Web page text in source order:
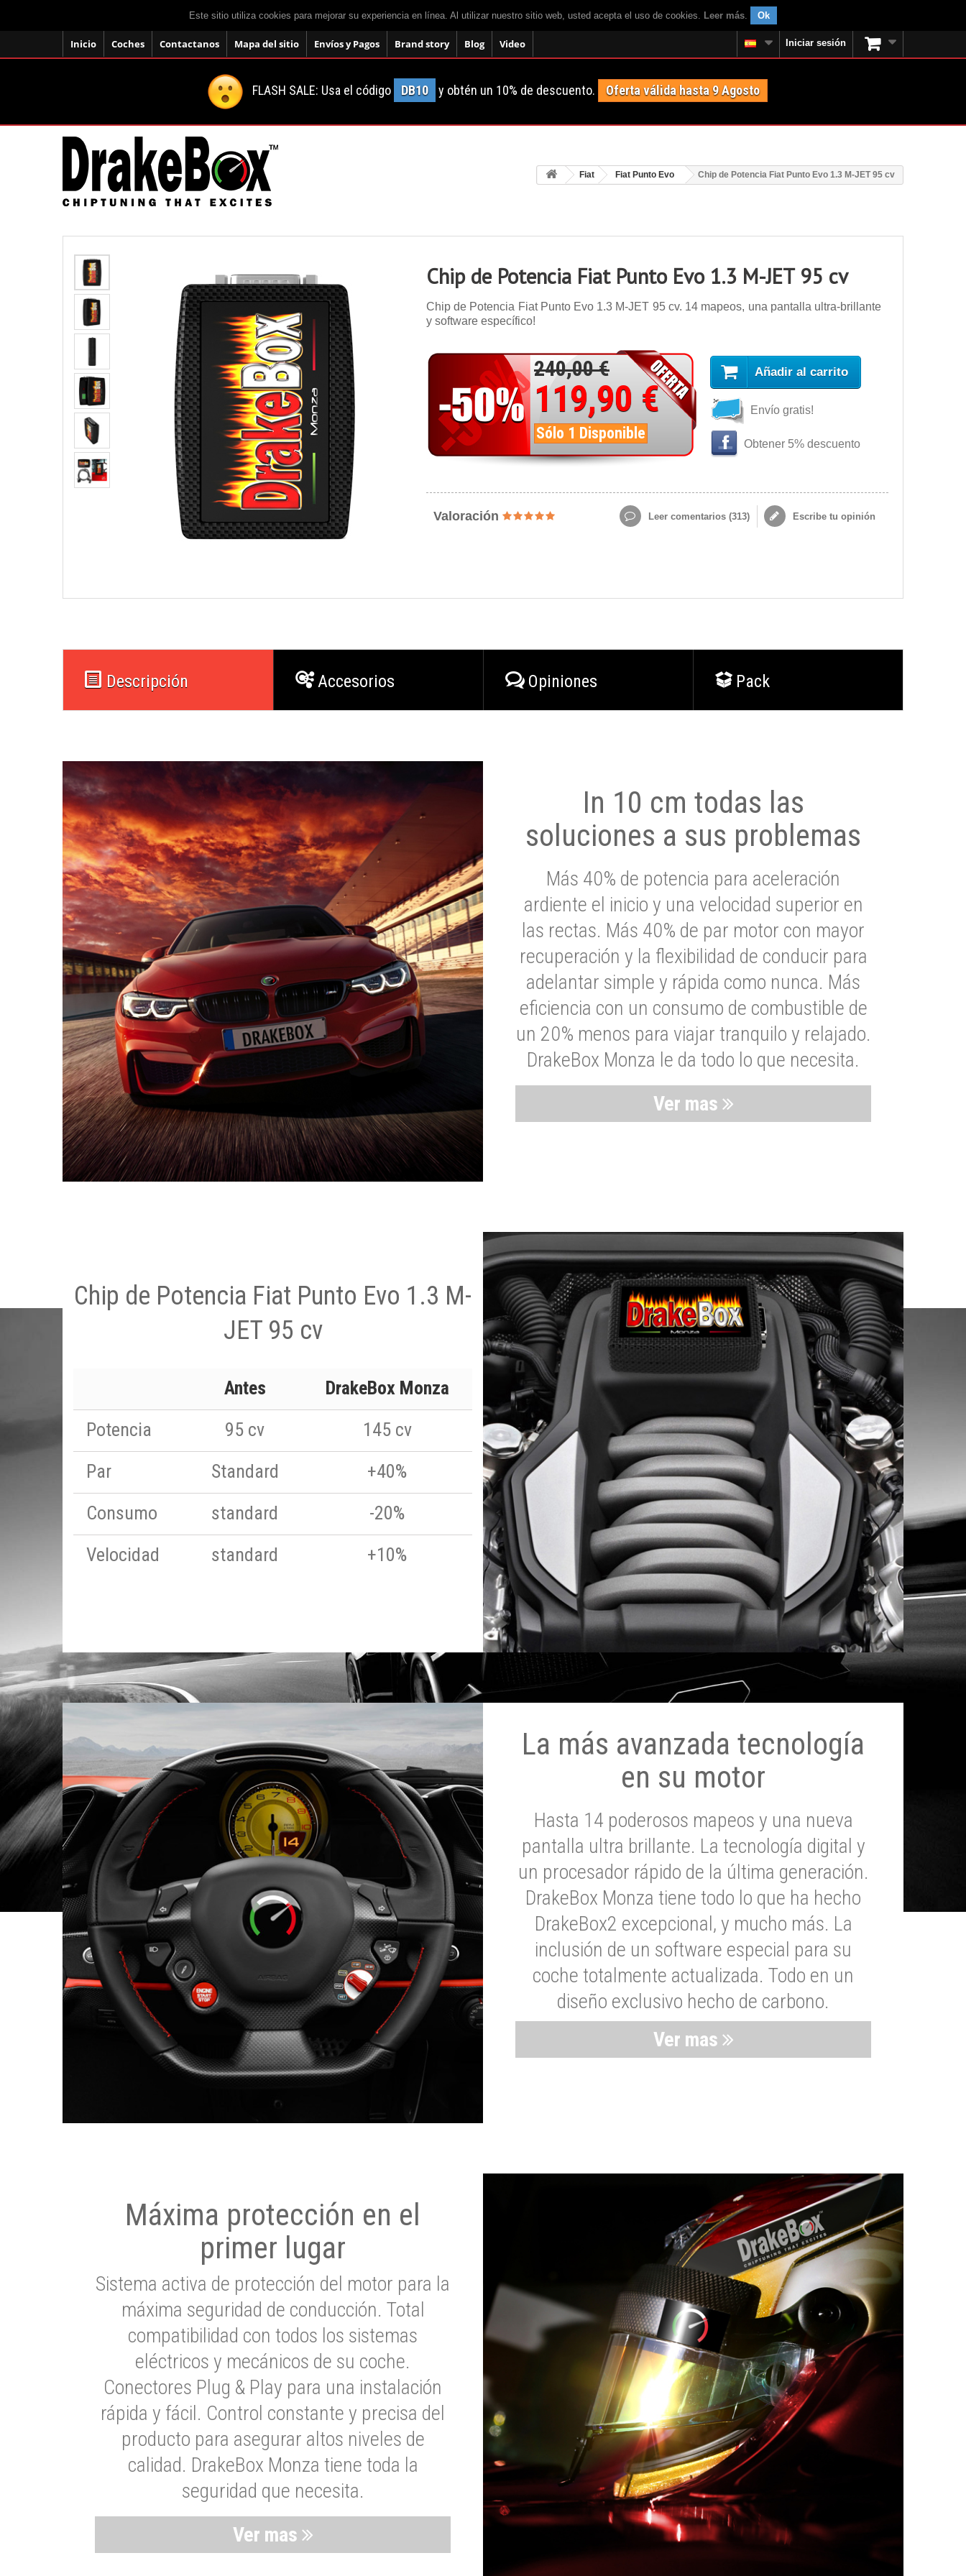
Este sitio utiliza cookies para mejorar su experiencia en línea. Al utilizar nuestro sitio web, usted acepta el uso de cookies. Leer más. Ok
Inicio Coches Contactanos Mapa del sitio Envíos y Pagos Brand story Blog Video Iniciar sesión
FLASH SALE: Usa el código DB10 y obtén un 10% de descuento. Oferta válida hasta 9 Agosto
Fiat Fiat Punto Evo Chip de Potencia Fiat Punto Evo 1.3 M-JET 95 cv
Chip de Potencia Fiat Punto Evo 1.3 M-JET 95 cv
Chip de Potencia Fiat Punto Evo 1.3 M-JET 95 cv. 14 mapeos, una pantalla ultra-brillante
y software específico!
240,00 €
119,90 €
Sólo 1 Disponible
Añadir al carrito
Envío gratis!
Obtener 5% descuento
Valoración Leer comentarios (313) Escribe tu opinión
Descripción Accesorios Opiniones Pack
In 10 cm todas las
soluciones a sus problemas
Más 40% de potencia para aceleración
ardiente el inicio y una velocidad superior en
las rectas. Más 40% de par motor con mayor
recuperación y la flexibilidad de conducir para
adelantar simple y rápida como nunca. Más
eficiencia con un consumo de combustible de
un 20% menos para viajar tranquilo y relajado.
DrakeBox Monza le da todo lo que necesita.
Ver mas
Chip de Potencia Fiat Punto Evo 1.3 M-
JET 95 cv
Antes
DrakeBox Monza
Potencia
95 cv
145 cv
Par
Standard
+40%
Consumo
standard
-20%
Velocidad
standard +10%
La más avanzada tecnología
en su motor
Hasta 14 poderosos mapeos y una nueva
pantalla ultra brillante. La tecnología digital y
un procesador rápido de la última generación.
DrakeBox Monza tiene todo lo que ha hecho
DrakeBox2 excepcional, y mucho más. La
inclusión de un software especial para su
coche totalmente actualizada. Todo en un
diseño exclusivo hecho de carbono.
Ver mas
Máxima protección en el
primer lugar
Sistema activa de protección del motor para la
máxima seguridad de conducción. Total
compatibilidad con todos los sistemas
eléctricos y mecánicos de su coche.
Conectores Plug & Play para una instalación
rápida y fácil. Control constante y precisa del
producto para asegurar altos niveles de
calidad. DrakeBox Monza tiene toda la
seguridad que necesita.
Ver mas